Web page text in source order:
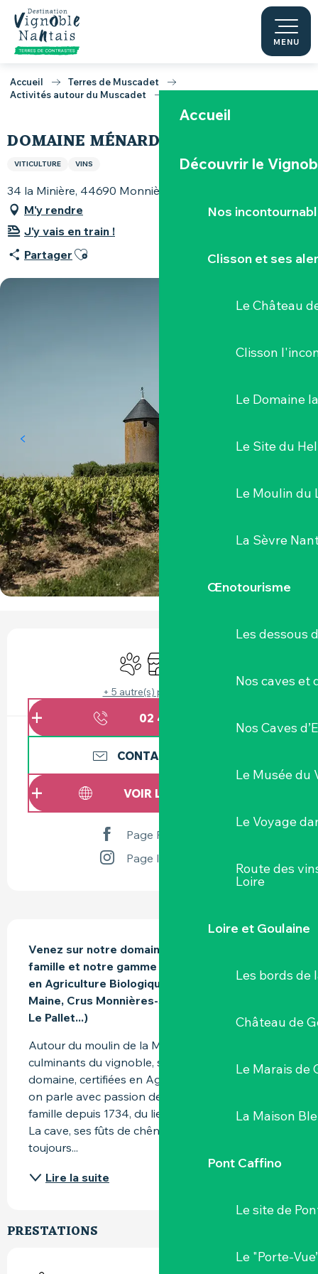
Aller
contenu
principal
MENU
Accueil
Découvrir le
Nos
Clisson et ses
Le Château
Clisson
Le Domaine
Le Site du
Le Moulin du
La Sèvre
Œnotourisme
Les dessous
Nos caves et
Nos Caves
Le Musée du
Le Voyage
Route des
Loire
Loire et Goulaine
Les bords de
Château de
Le Marais de
La Maison
Pont Caffino
Le site de
Le "Porte-
Accueil
Terres de Muscadet
Activités autour du Muscadet
DOMAINE MÉNARD-GABORIT
VITICULTURE VINS
34 la Minière, 44690 Monnières
M'y rendre
J'y vais en train !
Partager Ajouter aux favoris
OUVERTURE ET COORDONNÉES
Animaux acceptés
Boutique
+ 5 autre(s) prestation(s)
02 40 54 61
CONTACTEZ-NOUS
VOIR LES SITES WEB
Page Facebook
Page Instagram
Venez sur notre domaine découvir notre
famille et notre gamme de Muscadet certifiés
en Agriculture Biologique (Muscadet Sèvre et
Maine, Crus Monnières-Saint Fiacre, Gorges,
Le Pallet...)
Autour du moulin de la Minière, un des points
culminants du vignoble, s’étendent les vignes du
domaine, certifiées en Agriculture Biologique. Ici,
on parle avec passion des vins produits en
famille depuis 1734, du lieu et de son évolution.
La cave, ses fûts de chêne ancestraux – mais
toujours...
Lire la suite
PRESTATIONS